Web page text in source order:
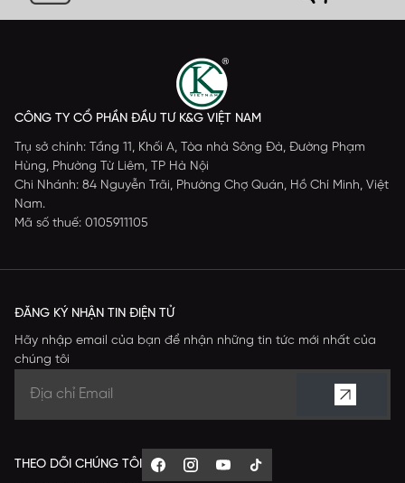
CÔNG TY CỔ PHẦN ĐẦU TƯ K&G VIỆT NAM
Trụ sở chính: Tầng 11, Khối A, Tòa nhà Sông Đà, Đường Phạm
Hùng, Phường Từ Liêm, TP Hà Nội
Chi Nhánh: 84 Nguyễn Trãi, Phường Chợ Quán, Hồ Chí Minh, Việt
Nam.
Mã số thuế: 0105911105
ĐĂNG KÝ NHẬN TIN ĐIỆN TỬ
Hãy nhập email của bạn để nhận những tin tức mới nhất của
chúng tôi
THEO DÕI CHÚNG TÔI